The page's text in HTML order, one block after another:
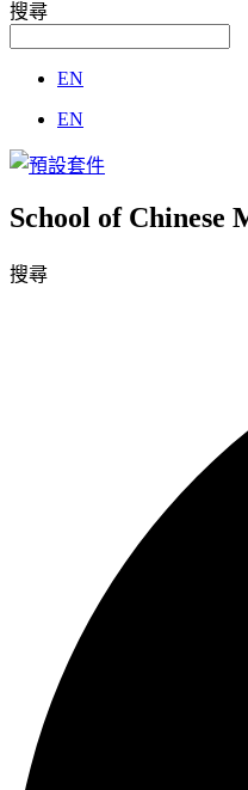
搜尋
EN
EN
School of Chinese
搜尋